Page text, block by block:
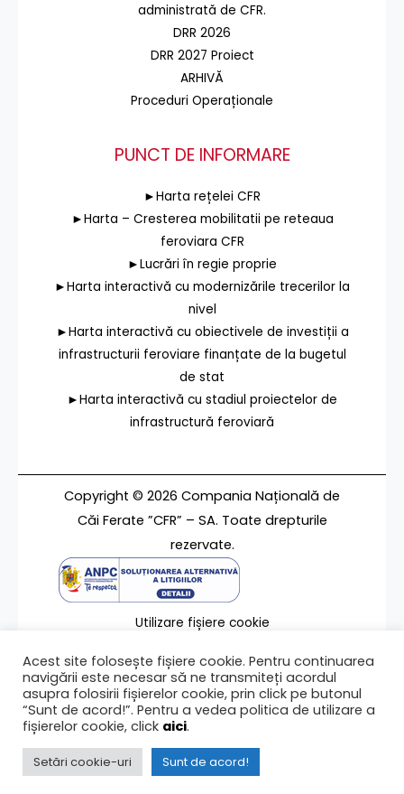
administrată de CFR.
DRR 2026
DRR 2027 Proiect
ARHIVĂ
Proceduri Operaționale
PUNCT DE INFORMARE
►Harta rețelei CFR
►Harta – Cresterea mobilitatii pe reteaua
feroviara CFR
►Lucrări în regie proprie
►Harta interactivă cu modernizările trecerilor la
nivel
►Harta interactivă cu obiectivele de investiții a
infrastructurii feroviare finanțate de la bugetul
de stat
►Harta interactivă cu stadiul proiectelor de
infrastructură feroviară
Copyright © 2026 Compania Națională de
Căi Ferate ”CFR” – SA. Toate drepturile
rezervate.
Utilizare fișiere cookie
Contact
Ultima modificare a paginii 02/03/2021
Acest site folosește fișiere cookie. Pentru continuarea
navigării este necesar să ne transmiteți acordul
asupra folosirii fișierelor cookie, prin click pe butonul
“Sunt de acord!”. Pentru a vedea politica de utilizare a
fișierelor cookie, click aici.
Setări cookie-uri Sunt de acord!